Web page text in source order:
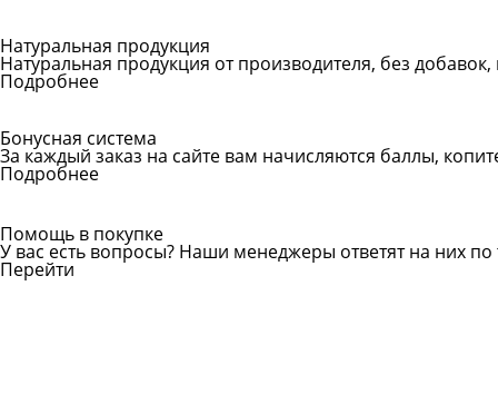
Натуральная продукция
Натуральная продукция от производителя, без
Подробнее
Бонусная система
За каждый заказ на сайте вам начисляются баллы,
Подробнее
Помощь в покупке
У вас есть вопросы? Наши менеджеры ответят на них
Перейти